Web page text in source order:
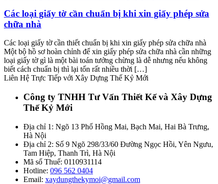
Các loại giấy tờ cần chuẩn bị khi xin giấy phép sửa
chữa nhà
Các loại giấy tờ cần thiết chuẩn bị khi xin giấy phép sửa chữa nhà
Một bộ hồ sơ hoàn chỉnh để xin giấy phép sửa chữa nhà cần những
loại giấy tờ gì là một bài toán tưởng chừng là dễ nhưng nếu không
biết cách chuẩn bị thì lại tốn rất nhiều thời […]
Liên Hệ Trực Tiếp với Xây Dựng Thế Kỷ Mới
Công ty TNHH Tư Vấn Thiết Kế và Xây Dựng
Thế Kỷ Mới
Địa chỉ 1: Ngõ 13 Phố Hồng Mai, Bạch Mai, Hai Bà Trưng,
Hà Nội
Địa chỉ 2: Số 9 Ngõ 298/33/60 Đường Ngọc Hồi, Yên Ngưu,
Tam Hiệp, Thanh Trì, Hà Nội
Mã số Thuế: 0110931114
Hotline: 096 562 0404
Email: xaydungthekymoi@gmail.com